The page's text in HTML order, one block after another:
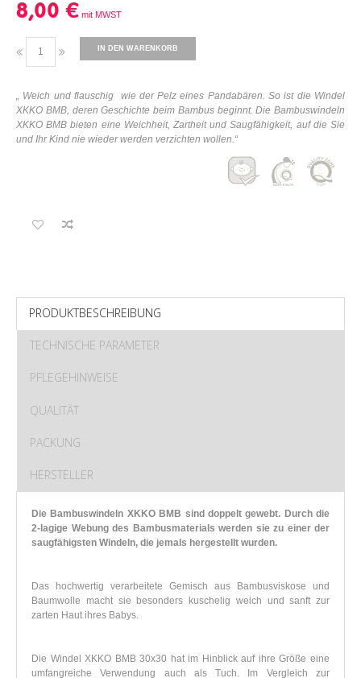
8,00 €
IN DEN WARENKORB
„ Weich und flauschigwie der Pelz eines Pandabären. So ist die Windel
XKKO BMB, deren Geschichte beim Bambus beginnt. Die Bambuswindeln
XKKO BMB bieten eine Weichheit, Zartheit und Saugfähigkeit, auf die Sie
und Ihr Kind nie wieder werden verzichten wollen.“
PRODUKTBESCHREIBUNG
TECHNISCHE PARAMETER
PFLEGEHINWEISE
QUALITÄT
PACKUNG
HERSTELLER
Die Bambuswindeln XKKO BMB sind doppelt gewebt. Durch die
2-lagige Webung des Bambusmaterials werden sie zu einer der
saugfähigsten Windeln, die jemals hergestellt wurden.
Das hochwertig verarbeitete Gemisch aus Bambusviskose und
Baumwolle macht sie besonders kuschelig weich und sanft zur
zarten Haut ihres Babys.
Die Windel XKKO BMB 30x30 hat im Hinblick auf ihre Größe eine
umfangreiche Verwendung auch als Tuch. Im Vergleich zur